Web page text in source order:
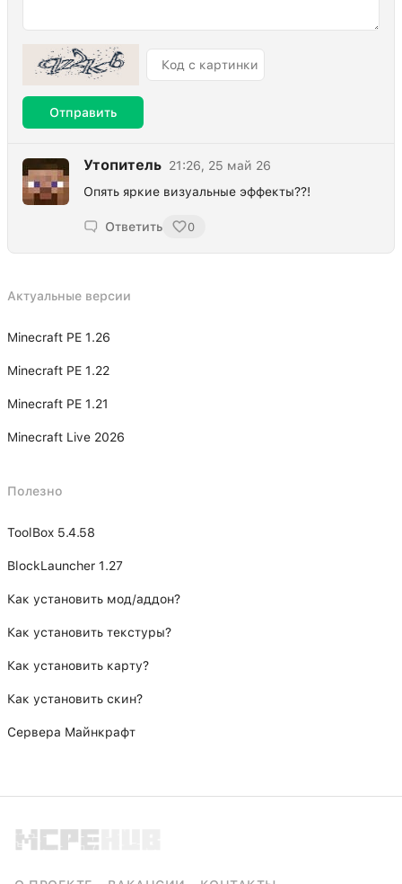
Отправить
Утопитель 21:26, 25 май 26
Опять яркие визуальные эффекты??!
Ответить 0
Актуальные версии
Minecraft PE 1.26
Minecraft PE 1.22
Minecraft PE 1.21
Minecraft Live 2026
Полезно
ToolBox 5.4.58
BlockLauncher 1.27
Как установить мод/аддон?
Как установить текстуры?
Как установить карту?
Как установить скин?
Сервера Майнкрафт